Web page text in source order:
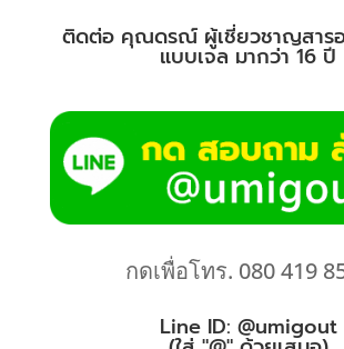
ติดต่อ คุณดรณ์ ผู้เชี่ยวชาญสารอ
แบบเจล มากว่า 16 ปี
กดเพื่อโทร. 080 419
Line ID: @umigout